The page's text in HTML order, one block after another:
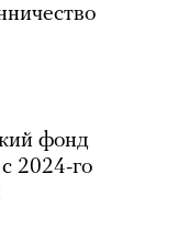
фонд
2024-го